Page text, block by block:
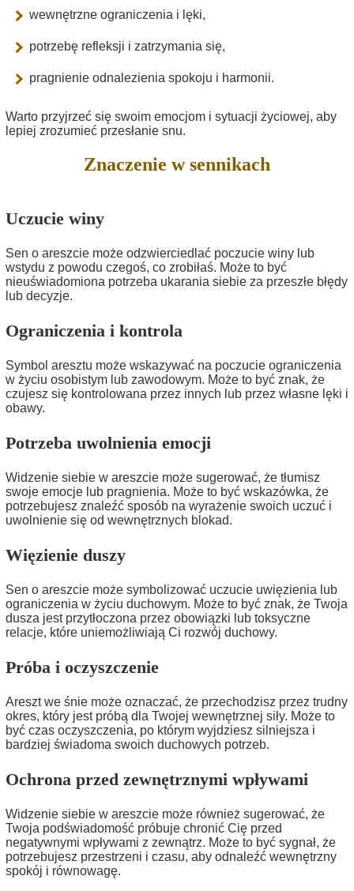
wewnętrzne ograniczenia i lęki,
potrzebę refleksji i zatrzymania się,
pragnienie odnalezienia spokoju i harmonii.
Warto przyjrzeć się swoim emocjom i sytuacji życiowej, aby
lepiej zrozumieć przesłanie snu.
Znaczenie w sennikach
Uczucie winy
Sen o areszcie może odzwierciedlać poczucie winy lub
wstydu z powodu czegoś, co zrobiłaś. Może to być
nieuświadomiona potrzeba ukarania siebie za przeszłe błędy
lub decyzje.
Ograniczenia i kontrola
Symbol aresztu może wskazywać na poczucie ograniczenia
w życiu osobistym lub zawodowym. Może to być znak, że
czujesz się kontrolowana przez innych lub przez własne lęki i
obawy.
Potrzeba uwolnienia emocji
Widzenie siebie w areszcie może sugerować, że tłumisz
swoje emocje lub pragnienia. Może to być wskazówka, że
potrzebujesz znaleźć sposób na wyrażenie swoich uczuć i
uwolnienie się od wewnętrznych blokad.
Więzienie duszy
Sen o areszcie może symbolizować uczucie uwięzienia lub
ograniczenia w życiu duchowym. Może to być znak, że Twoja
dusza jest przytłoczona przez obowiązki lub toksyczne
relacje, które uniemożliwiają Ci rozwój duchowy.
Próba i oczyszczenie
Areszt we śnie może oznaczać, że przechodzisz przez trudny
okres, który jest próbą dla Twojej wewnętrznej siły. Może to
być czas oczyszczenia, po którym wyjdziesz silniejsza i
bardziej świadoma swoich duchowych potrzeb.
Ochrona przed zewnętrznymi wpływami
Widzenie siebie w areszcie może również sugerować, że
Twoja podświadomość próbuje chronić Cię przed
negatywnymi wpływami z zewnątrz. Może to być sygnał, że
potrzebujesz przestrzeni i czasu, aby odnaleźć wewnętrzny
spokój i równowagę.